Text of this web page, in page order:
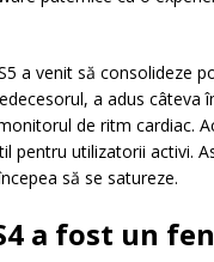
a venit să consolideze
a adus
de ritm cardiac.
pentru utilizatorii activi.
să se satureze.
a fost un